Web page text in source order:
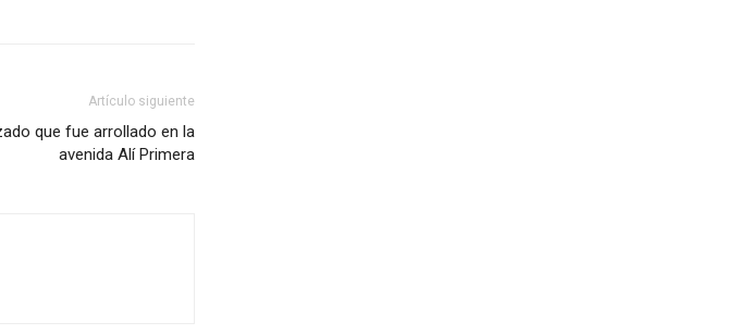
Artículo siguiente
que fue arrollado en la
avenida Alí Primera